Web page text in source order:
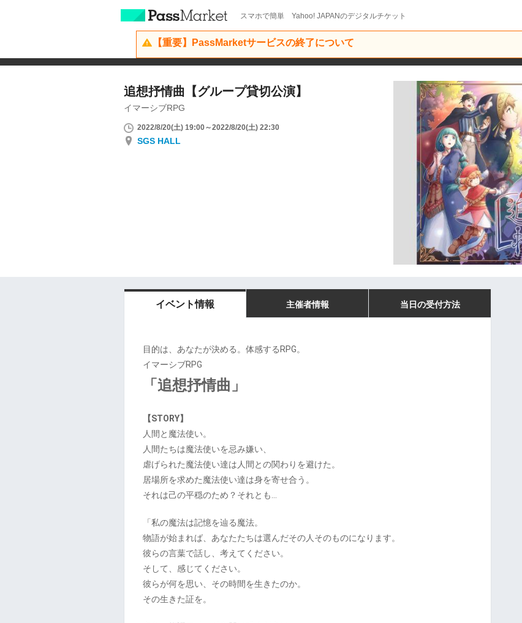
スマホで簡単 Yahoo! JAPANのデジタルチケット
【重要】PassMarketサービスの終了について
追想抒情曲【グループ貸切公演】
イマーシブRPG
2022/8/20(土) 19:00～2022/8/20(土) 22:30
SGS HALL
イベント情報 主催者情報 当日の受付方法
目的は、あなたが決める。体感するRPG。
イマーシブRPG
「追想抒情曲」
【STORY】
人間と魔法使い。
人間たちは魔法使いを忌み嫌い、
虐げられた魔法使い達は人間との関わりを避けた。
居場所を求めた魔法使い達は身を寄せ合う。
それは己の平穏のため？それとも…
「私の魔法は記憶を辿る魔法。
物語が始まれば、あなたたちは選んだその人そのものになります。
彼らの言葉で話し、考えてください。
そして、感じてください。
彼らが何を思い、その時間を生きたのか。
その生きた証を。